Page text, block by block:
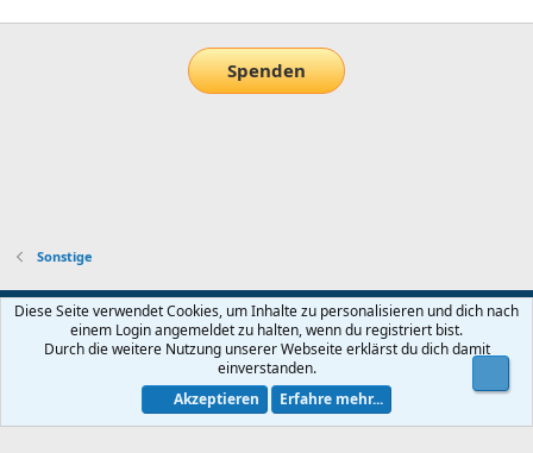
Spenden
Sonstige
Default-Theme
Nutzungsbedingungen
Datenschutz Hilfe und Impressum Start
Community platform by XenForo® © 2010-2026 XenForo Ltd.
Diese Seite verwendet Cookies, um Inhalte zu personalisieren und dich nach
einem Login angemeldet zu halten, wenn du registriert bist.
Durch die weitere Nutzung unserer Webseite erklärst du dich damit
einverstanden.
Akzeptieren
Erfahre mehr...